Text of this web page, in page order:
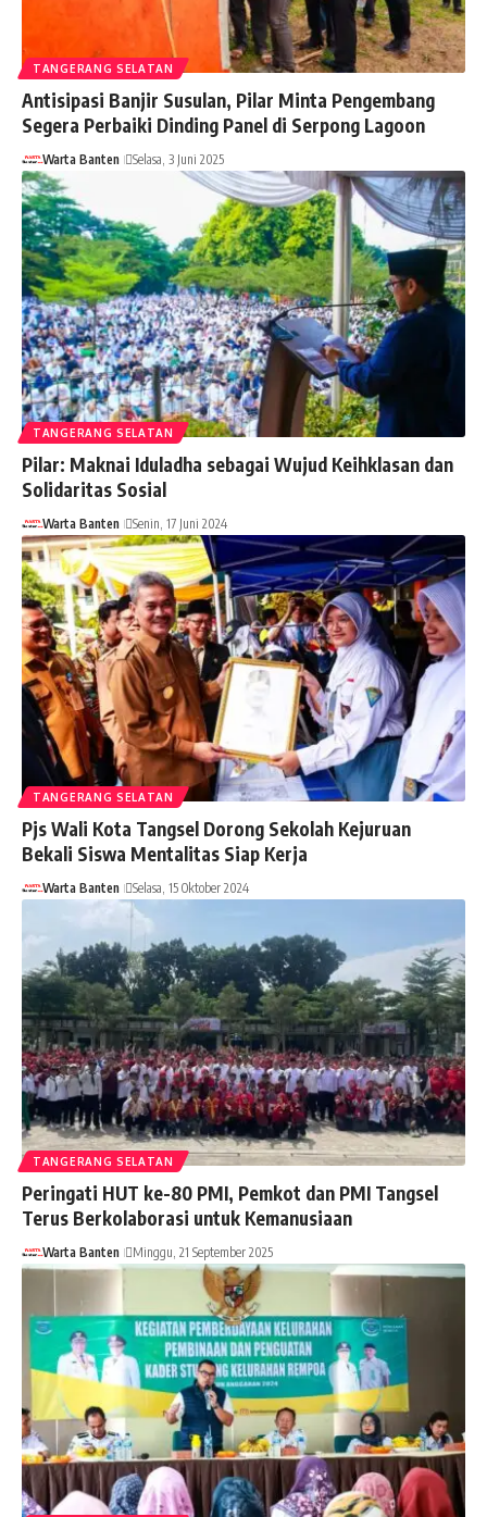
TANGERANG SELATAN
Antisipasi Banjir Susulan, Pilar Minta Pengembang
Segera Perbaiki Dinding Panel di Serpong Lagoon
Warta Banten Selasa, 3 Juni 2025
TANGERANG SELATAN
Pilar: Maknai Iduladha sebagai Wujud Keihklasan dan
Solidaritas Sosial
Warta Banten Senin, 17 Juni 2024
TANGERANG SELATAN
Pjs Wali Kota Tangsel Dorong Sekolah Kejuruan
Bekali Siswa Mentalitas Siap Kerja
Warta Banten Selasa, 15 Oktober 2024
TANGERANG SELATAN
Peringati HUT ke-80 PMI, Pemkot dan PMI Tangsel
Terus Berkolaborasi untuk Kemanusiaan
Warta Banten Minggu, 21 September 2025